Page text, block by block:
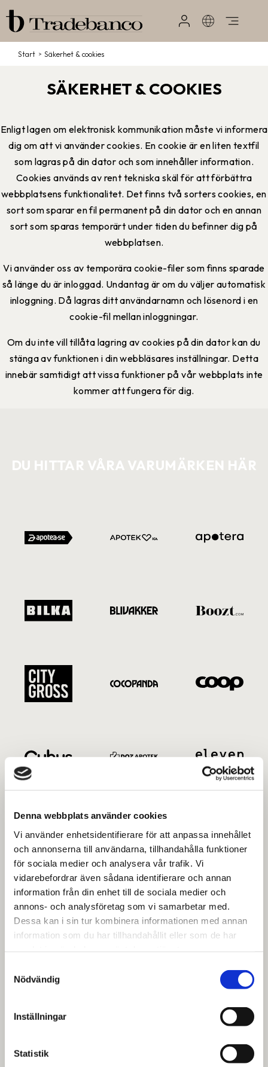
Denna webbplats använder cookies
Vi använder enhetsidentifierare för att anpassa innehållet
och annonserna till användarna, tillhandahålla funktioner
för sociala medier och analysera vår trafik. Vi
vidarebefordrar även sådana identifierare och annan
information från din enhet till de sociala medier och
annons- och analysföretag som vi samarbetar med.
Dessa kan i sin tur kombinera informationen med annan
information som du har tillhandahållit eller som de har
Nödvändig
Inställningar
Statistik
Start / Säkerhet & cookies
SÄKERHET & COOKIES
Enligt lagen om elektronisk kommunikation måste vi informera
dig om att vi använder cookies. En cookie är en liten textfil
som lagras på din dator och som innehåller information.
Cookies används av rent tekniska skäl för att förbättra
webbplatsens funktionalitet. Det finns två sorters cookies, en
sort som sparar en fil permanent på din dator och en annan
sort som sparas temporärt under tiden du befinner dig på
webbplatsen.
Vi använder oss av temporära cookie-filer som finns sparade
så länge du är inloggad. Undantag är om du väljer automatisk
inloggning. Då lagras ditt användarnamn och lösenord i en
cookie-fil mellan inloggningar.
Om du inte vill tillåta lagring av cookies på din dator kan du
stänga av funktionen i din webbläsares inställningar. Detta
innebär samtidigt att vissa funktioner på vår webbplats inte
kommer att fungera för dig.
DU HITTAR VÅRA VARUMÄRKEN HÄR